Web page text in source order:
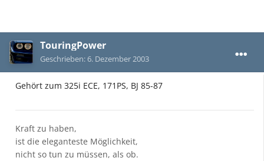
TouringPower
Geschrieben:6. Dezember 2003
Gehört zum 325i ECE, 171PS, BJ 85-87
Kraft zu haben,
ist die eleganteste Möglichkeit,
nicht so tun zu müssen, als ob.